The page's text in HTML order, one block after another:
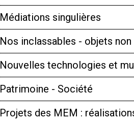
Médiations singulières
Nos inclassables - objets
Nouvelles technologies et
Patrimoine - Société
Projets des MEM :